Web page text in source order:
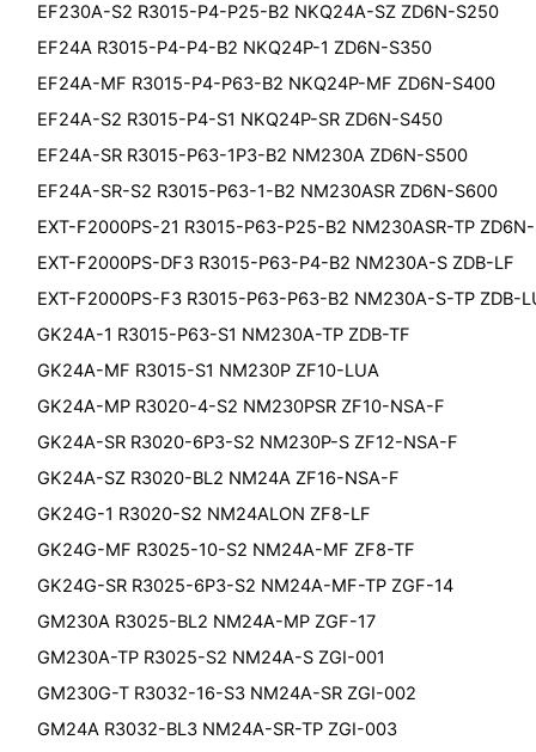
EF230A-S2 R3015-P4-P25-B2 NKQ24A-SZ ZD6N-S250
EF24A R3015-P4-P4-B2 NKQ24P-1 ZD6N-S350
EF24A-MF R3015-P4-P63-B2 NKQ24P-MF ZD6N-S400
EF24A-S2 R3015-P4-S1 NKQ24P-SR ZD6N-S450
EF24A-SR R3015-P63-1P3-B2 NM230A ZD6N-S500
EF24A-SR-S2 R3015-P63-1-B2 NM230ASR ZD6N-S600
EXT-F2000PS-21 R3015-P63-P25-B2 NM230ASR-TP
EXT-F2000PS-DF3 R3015-P63-P4-B2 NM230A-S ZDB-LF
EXT-F2000PS-F3 R3015-P63-P63-B2 NM230A-S-TP ZDB-
GK24A-1 R3015-P63-S1 NM230A-TP ZDB-TF
GK24A-MF R3015-S1 NM230P ZF10-LUA
GK24A-MP R3020-4-S2 NM230PSR ZF10-NSA-F
GK24A-SR R3020-6P3-S2 NM230P-S ZF12-NSA-F
GK24A-SZ R3020-BL2 NM24A ZF16-NSA-F
GK24G-1 R3020-S2 NM24ALON ZF8-LF
GK24G-MF R3025-10-S2 NM24A-MF ZF8-TF
GK24G-SR R3025-6P3-S2 NM24A-MF-TP ZGF-14
GM230A R3025-BL2 NM24A-MP ZGF-17
GM230A-TP R3025-S2 NM24A-S ZGI-001
GM230G-T R3032-16-S3 NM24A-SR ZGI-002
GM24A R3032-BL3 NM24A-SR-TP ZGI-003